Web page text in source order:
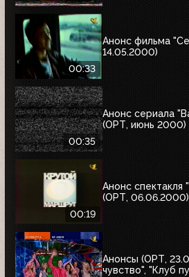
00:33
Анонс фильма
14.05.2000)
00:35
Анонс сериала
(ОРТ, июнь 2000)
00:19
Анонс
(ОРТ, 06.06.2000)
Анонсы (ОРТ,
чувство", "Клуб